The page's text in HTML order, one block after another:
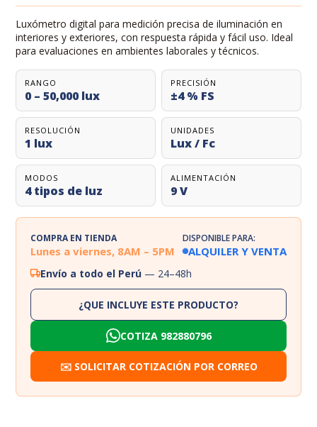
Luxómetro digital para medición precisa de iluminación en
interiores y exteriores, con respuesta rápida y fácil uso. Ideal
para evaluaciones en ambientes laborales y técnicos.
RANGO
0 – 50,000 lux
PRECISIÓN
±4 % FS
RESOLUCIÓN
1 lux
UNIDADES
Lux / Fc
MODOS
4 tipos de luz
ALIMENTACIÓN
9 V
COMPRA EN TIENDA
Lunes a viernes, 8AM – 5PM
DISPONIBLE PARA:
ALQUILER Y VENTA
Envío a todo el Perú — 24–48h
¿QUE INCLUYE ESTE PRODUCTO?
COTIZA 982880796
✉️ SOLICITAR COTIZACIÓN POR CORREO